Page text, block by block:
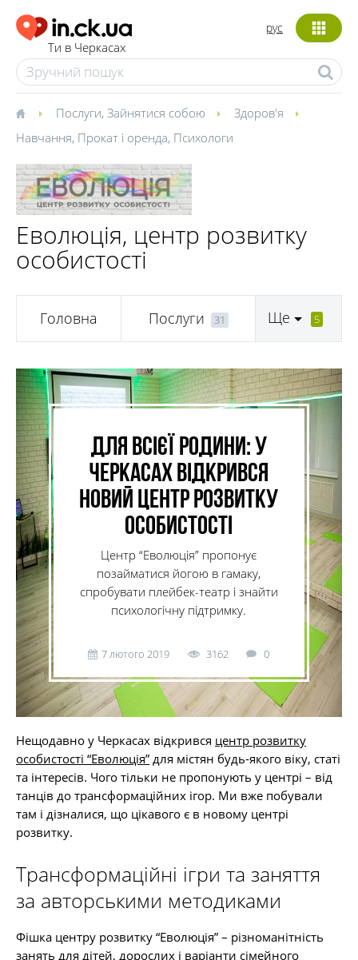
Ти в Черкасах
рус
Послуги, Зайнятися собою
Здоров'я
Навчання, Прокат і оренда, Психологи
Еволюція, центр розвитку
особистості
Головна Послуги 31 Ще 5
Для всієї родини: у
Черкасах відкрився
новий центр розвитку
особистості
Центр “Еволюція” пропонує
позайматися йогою в гамаку,
спробувати плейбек-театр і знайти
психологічну підтримку.
7 лютого 2019 3162 0
Нещодавно у Черкасах відкрився центр розвитку
особистості “Еволюція” для містян будь-якого віку, статі
та інтересів. Чого тільки не пропонують у центрі – від
танців до трансформаційних ігор. Ми вже побували
там і дізналися, що цікавого є в новому центрі
розвитку.
Трансформаційні ігри та заняття
за авторськими методиками
Фішка центру розвитку “Еволюція” – різноманітність
занять для дітей, дорослих і варіанти сімейного